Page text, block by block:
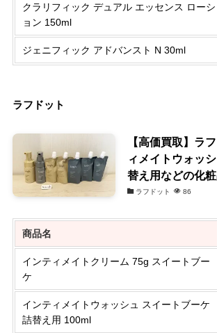
クラリフィック デュアル エッセンス ローシ
ョン 150ml
ジェニフィック アドバンスト N 30ml
ラフドット
【高価買取】ラ
ィメイトウォッ
替え用などの化
ラフドット 86
商品名
インティメイトクリーム 75g スイートブー
ケ
インティメイトウォッシュ スイートブーケ
詰替え用 100ml